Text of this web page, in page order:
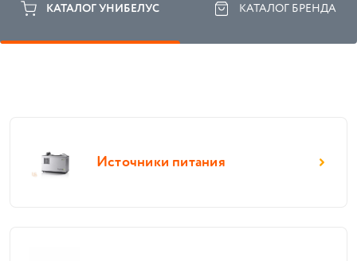
КАТАЛОГ УНИБЕЛУС КАТАЛОГ БРЕНДА
Источники питания